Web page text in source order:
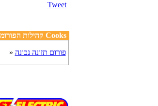
Tweet
קהילות הפורומים של Cooks
» פורום תזונה נכונה